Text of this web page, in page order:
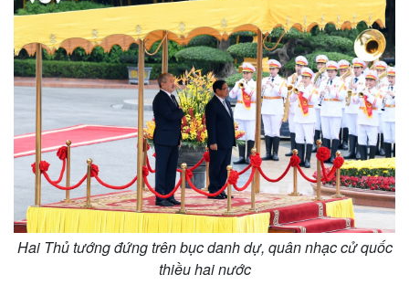
T
m
e
Hai Thủ tướng đứng trên bục danh dự, quân nhạc cử quốc
thiều hai nước